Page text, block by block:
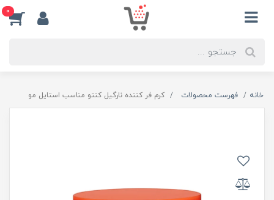
0
خانه فهرست محصولات کرم فر کننده نارگیل کنتو مناسب استایل مو